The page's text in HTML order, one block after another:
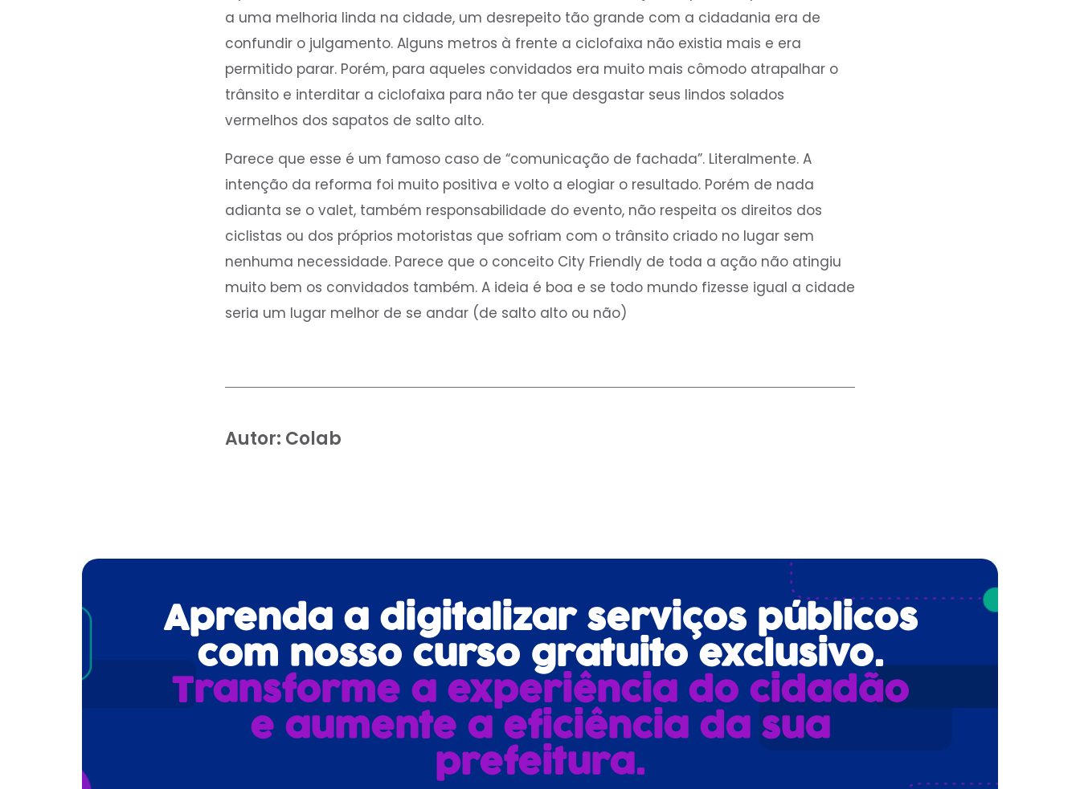
a uma melhoria linda na cidade, um desrepeito tão grande com a cidadania era de
confundir o julgamento. Alguns metros à frente a ciclofaixa não existia mais e era
permitido parar. Porém, para aqueles convidados era muito mais cômodo atrapalhar o
trânsito e interditar a ciclofaixa para não ter que desgastar seus lindos solados
vermelhos dos sapatos de salto alto.
Parece que esse é um famoso caso de “comunicação de fachada”. Literalmente. A
intenção da reforma foi muito positiva e volto a elogiar o resultado. Porém de nada
adianta se o valet, também responsabilidade do evento, não respeita os direitos dos
ciclistas ou dos próprios motoristas que sofriam com o trânsito criado no lugar sem
nenhuma necessidade. Parece que o conceito City Friendly de toda a ação não atingiu
muito bem os convidados também. A ideia é boa e se todo mundo fizesse igual a cidade
seria um lugar melhor de se andar (de salto alto ou não)
Autor: Colab
Aprenda a digitalizar serviços públicos
com nosso curso gratuito exclusivo.
Transforme a experiência do cidadão
e aumente a eficiência da sua
prefeitura.